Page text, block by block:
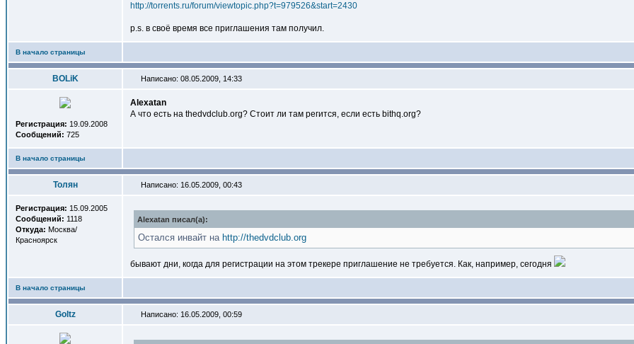
http://torrents.ru/forum/viewtopic.php?t=979526&start=2430
p.s. в своё время все приглашения там получил.
В начало страницы
BOLiK Написано: 08.05.2009, 14:33
Регистрация: 19.09.2008
Сообщений: 725
Alexatan
А что есть на thedvdclub.org? Стоит ли там регится, если есть bithq.org?
В начало страницы
Толян Написано: 16.05.2009, 00:43
Регистрация: 15.09.2005
Сообщений: 1118
Откуда: Москва/
Красноярск
Alexatan писал(a):
Остался инвайт на http://thedvdclub.org
бывают дни, когда для регистрации на этом трекере приглашение не требуется. Как, например, сегодня
В начало страницы
Goltz Написано: 16.05.2009, 00:59